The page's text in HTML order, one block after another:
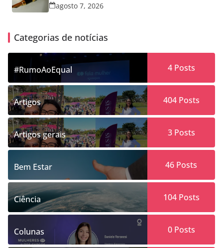
agosto 7, 2026
Categorias de notícias
#RumoAoEqual 4Posts
Artigos 404Posts
Artigos gerais 3Posts
Bem Estar 46 Posts
Ciência 104Posts
Colunas 0Posts